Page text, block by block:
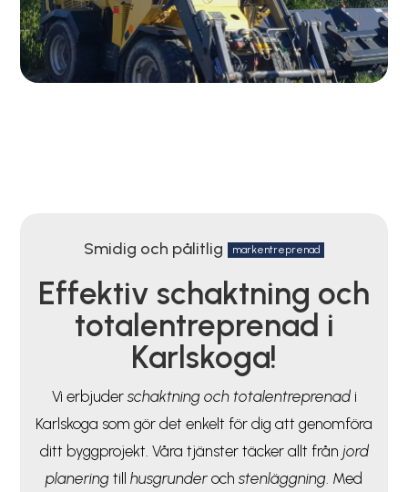
Smidig och pålitlig markentreprenad
Effektiv schaktning och
totalentreprenad i
Karlskoga!
Vi erbjuder schaktning och totalentreprenadi
Karlskoga som gör det enkelt för dig att genomföra
ditt byggprojekt. Våra tjänster täcker allt från jord
planering till husgrunder och stenläggning. Med